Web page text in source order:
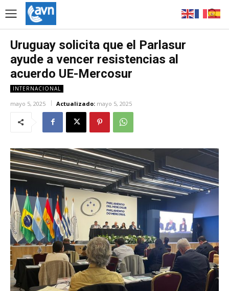
Uruguay solicita que el Parlasur
ayude a vencer resistencias al
acuerdo UE-Mercosur
INTERNACIONAL
mayo 5, 2025 Actualizado: mayo 5, 2025